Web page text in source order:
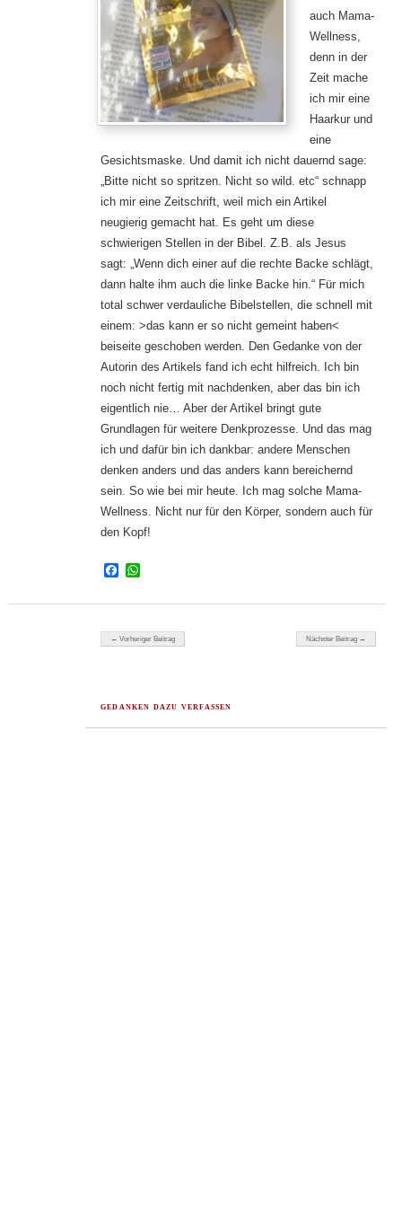
auch Mama-
Wellness,
denn in der
Zeit mache
ich mir eine
Haarkur und
eine
Gesichtsmaske. Und damit ich nicht dauernd sage:
„Bitte nicht so spritzen. Nicht so wild. etc“ schnapp
ich mir eine Zeitschrift, weil mich ein Artikel
neugierig gemacht hat. Es geht um diese
schwierigen Stellen in der Bibel. Z.B. als Jesus
sagt: „Wenn dich einer auf die rechte Backe schlägt,
dann halte ihm auch die linke Backe hin.“ Für mich
total schwer verdauliche Bibelstellen, die schnell mit
einem: >das kann er so nicht gemeint haben<
beiseite geschoben werden. Den Gedanke von der
Autorin des Artikels fand ich echt hilfreich. Ich bin
noch nicht fertig mit nachdenken, aber das bin ich
eigentlich nie… Aber der Artikel bringt gute
Grundlagen für weitere Denkprozesse. Und das mag
ich und dafür bin ich dankbar: andere Menschen
denken anders und das anders kann bereichernd
sein. So wie bei mir heute. Ich mag solche Mama-
Wellness. Nicht nur für den Körper, sondern auch für
den Kopf!
Facebook
WhatsApp
Beitragsnavigation
← Vorheriger Beitrag Nächster Beitrag →
GEDANKEN DAZU VERFASSEN